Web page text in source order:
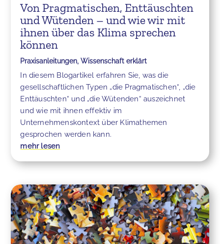
Von Pragmatischen, Enttäuschten
und Wütenden – und wie wir mit
ihnen über das Klima sprechen
können
Praxisanleitungen,Wissenschaft erklärt
In diesem Blogartikel erfahren Sie, was die
gesellschaftlichen Typen „die Pragmatischen“, „die
Enttäuschten“ und „die Wütenden“ auszeichnet
und wie mit ihnen effektiv im
Unternehmenskontext über Klimathemen
gesprochen werden kann.
mehr lesen